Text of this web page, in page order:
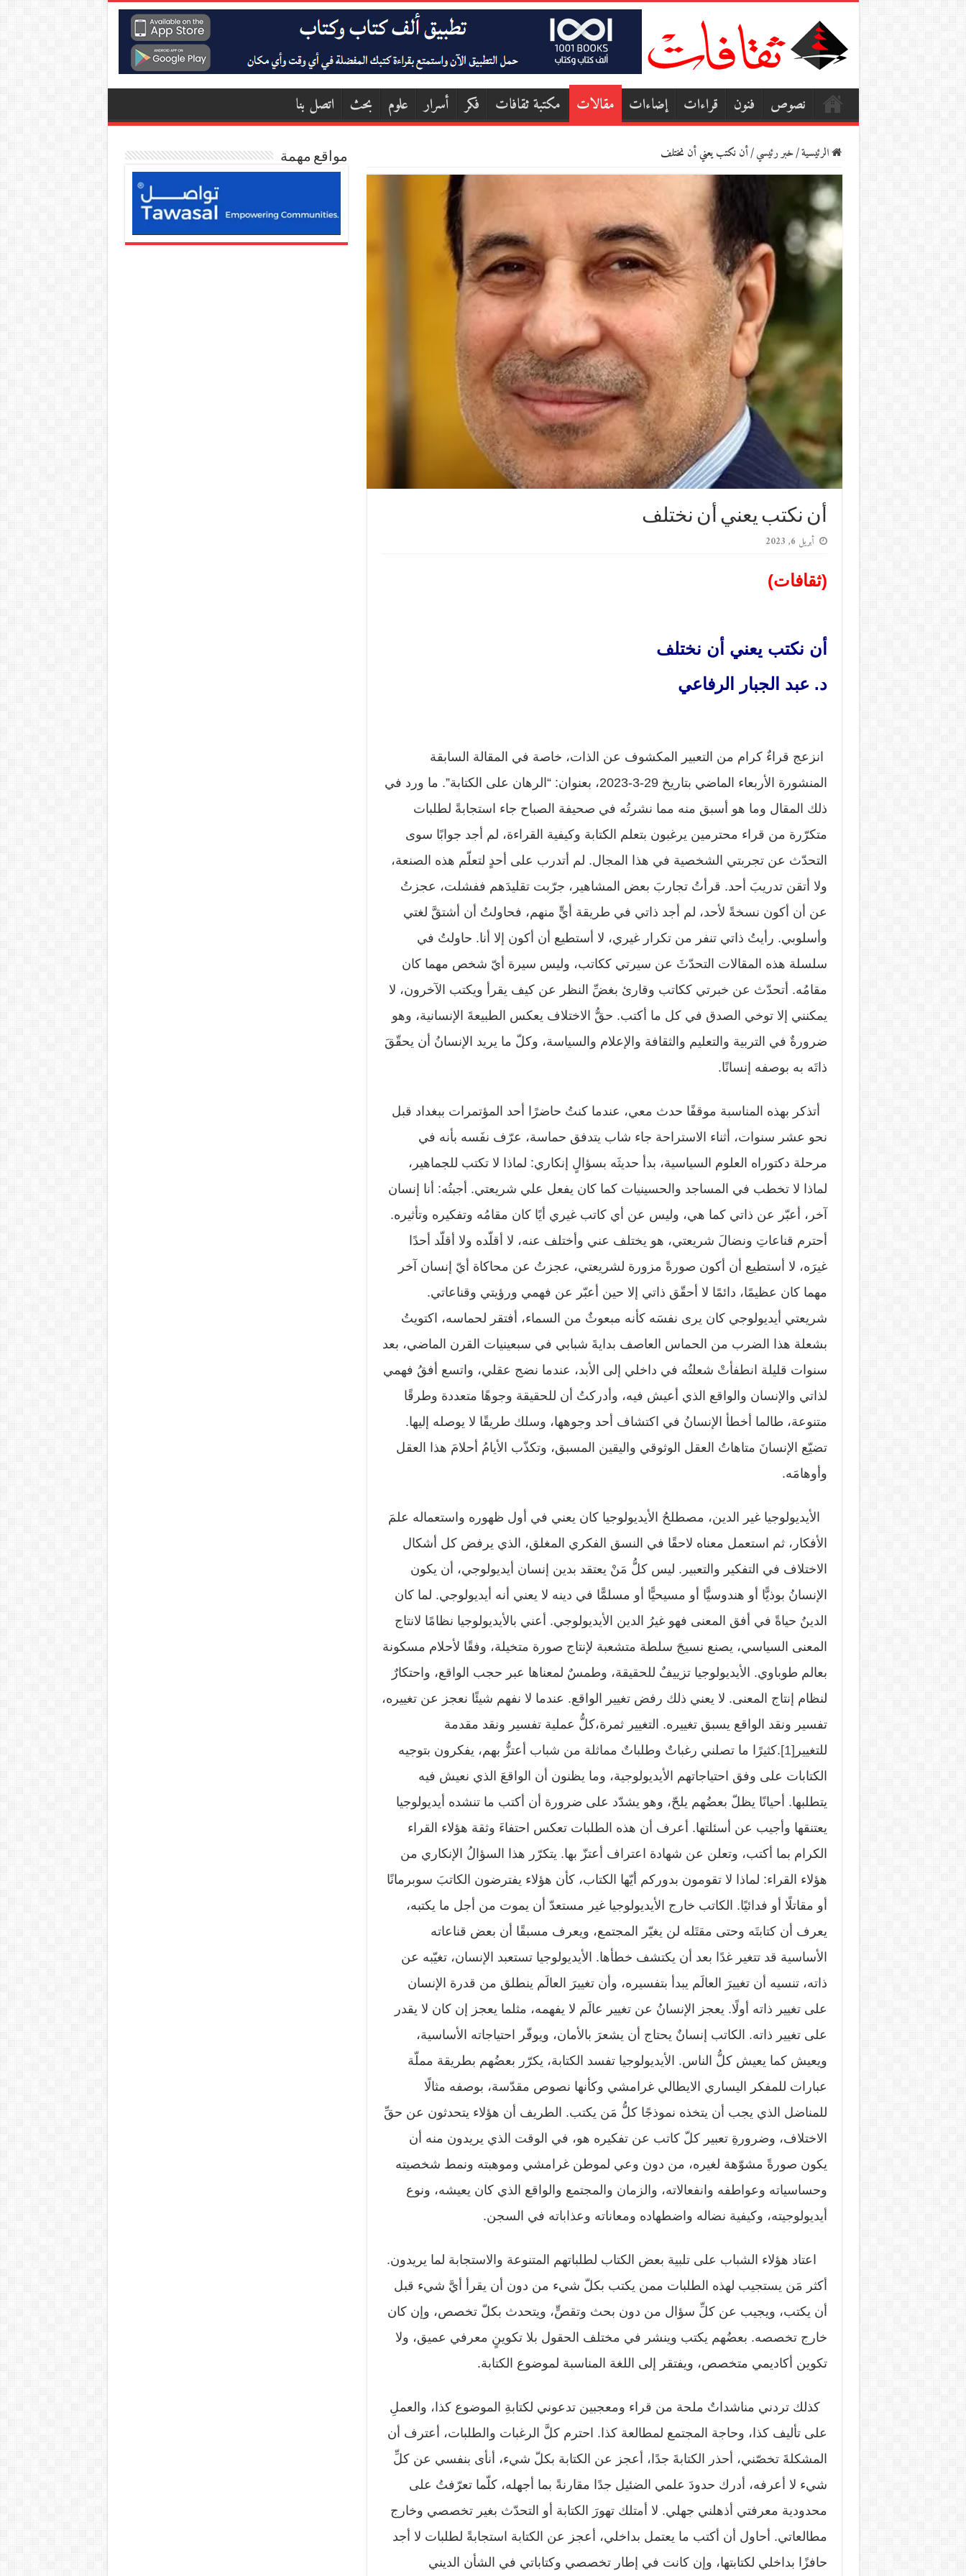
نصوص فنون قراءات إضاءات مقالات مكتبة ثقافات فكر أسرار علوم بحث اتصل بنا
الرئيسية/خبر رئيسي/أن نكتب يعني أن نختلف
أن نكتب يعني أن نختلف
أبريل 6, 2023
(ثقافات)
أن نكتب يعني أن نختلف
د. عبد الجبار الرفاعي
انزعج قراءٌ كرام من التعبير المكشوف عن الذات، خاصة في المقالة السابقة
المنشورة الأربعاء الماضي بتاريخ 29-3-2023، بعنوان: “الرهان على الكتابة”. ما ورد في
ذلك المقال وما هو أسبق منه مما نشرتُه في صحيفة الصباح جاء استجابةً لطلبات
متكرّرة من قراء محترمين يرغبون بتعلم الكتابة وكيفية القراءة، لم أجد جوابًا سوى
التحدّث عن تجربتي الشخصية في هذا المجال. لم أتدرب على أحدٍ لتعلّم هذه الصنعة،
ولا أتقن تدريبَ أحد. قرأتُ تجاربَ بعض المشاهير، جرّبت تقليدَهم ففشلت، عجزتُ
عن أن أكون نسخةً لأحد، لم أجد ذاتي في طريقة أيٍّ منهم، فحاولتُ أن أشتقَّ لغتي
وأسلوبي. رأيتُ ذاتي تنفر من تكرار غيري، لا أستطيع أن أكون إلا أنا. حاولتُ في
سلسلة هذه المقالات التحدّثَ عن سيرتي ككاتب، وليس سيرة أيّ شخص مهما كان
مقامُه. أتحدّث عن خبرتي ككاتب وقارئ بغضِّ النظر عن كيف يقرأ ويكتب الآخرون، لا
يمكنني إلا توخي الصدق في كل ما أكتب. حقُّ الاختلاف يعكس الطبيعةَ الإنسانية، وهو
ضرورةٌ في التربية والتعليم والثقافة والإعلام والسياسة، وكلّ ما يريد الإنسانُ أن يحقّقَ
ذاتَه به بوصفه إنسانًا.
أتذكر بهذه المناسبة موقفًا حدث معي، عندما كنتُ حاضرًا أحد المؤتمرات ببغداد قبل
نحو عشر سنوات، أثناء الاستراحة جاء شاب يتدفق حماسة، عرّف نفَسه بأنه في
مرحلة دكتوراه العلوم السياسية، بدأ حديثَه بسؤالٍ إنكاري: لماذا لا تكتب للجماهير،
لماذا لا تخطب في المساجد والحسينيات كما كان يفعل علي شريعتي. أجبتُه: أنا إنسان
آخر، أعبّر عن ذاتي كما هي، وليس عن أي كاتب غيري أيًا كان مقامُه وتفكيره وتأثيره.
أحترم قناعاتِ ونضالَ شريعتي، هو يختلف عني وأختلف عنه، لا أقلّده ولا أقلّد أحدًا
غيرَه، لا أستطيع أن أكون صورةً مزورة لشريعتي، عجزتُ عن محاكاة أيّ إنسان آخر
مهما كان عظيمًا، دائمًا لا أحقّق ذاتي إلا حين أعبّر عن فهمي ورؤيتي وقناعاتي.
شريعتي أيديولوجي كان يرى نفسَه كأنه مبعوثٌ من السماء، أفتقر لحماسه، اكتويتُ
بشعلة هذا الضرب من الحماس العاصف بدايةَ شبابي في سبعينيات القرن الماضي، بعد
سنوات قليلة انطفأتْ شعلتُه في داخلي إلى الأبد، عندما نضج عقلي، واتسع أفقُ فهمي
لذاتي والإنسان والواقع الذي أعيش فيه، وأدركتُ أن للحقيقة وجوهًا متعددة وطرقًا
متنوعة، طالما أخطأ الإنسانُ في اكتشاف أحد وجوهها، وسلك طريقًا لا يوصله إليها.
تضيّع الإنسانَ متاهاتُ العقل الوثوقي واليقين المسبق، وتكذّب الأيامُ أحلامَ هذا العقل
وأوهامَه.
الأيديولوجيا غير الدين، مصطلحُ الأيديولوجيا كان يعني في أول ظهوره واستعماله علمَ
الأفكار، ثم استعمل معناه لاحقًا في النسق الفكري المغلق، الذي يرفض كل أشكال
الاختلاف ‏في التفكير والتعبير. ‏ليس كلُّ مَنْ يعتقد بدين إنسان أيديولوجي، أن يكون
الإنسانُ بوذيًّا أو هندوسيًّا أو مسيحيًّا أو مسلمًّا في دينه لا يعني أنه أيديولوجي. لما كان
الدينُ حياةً في أفق المعنى فهو غيرُ الدين الأيديولوجي. أعني بالأيديولوجيا نظامًا لانتاج
المعنى السياسي، يصنع نسيجَ سلطة متشعبة لإنتاج صورة متخيلة، وفقًا لأحلام مسكونة
بعالم طوباوي. الأيديولوجيا تزييفٌ للحقيقة، وطمسٌ لمعناها عبر حجب الواقع، واحتكارٌ
لنظام إنتاج المعنى. لا يعني ذلك رفض تغيير الواقع. عندما لا نفهم شيئًا نعجز عن تغييره،
تفسير ونقد الواقع يسبق تغييره. التغيير ثمرة،كلُّ عملية تفسير ونقد مقدمة
للتغيير [1]
.كثيرًا ما تصلني رغباتٌ وطلباتٌ مماثلة من شباب أعتزُّ بهم، يفكرون بتوجيه
الكتابات على وفق احتياجاتهم الأيديولوجية، وما يظنون أن الواقعَ الذي نعيش فيه
يتطلبها. أحيانًا يظلّ بعضُهم يلحّ، وهو يشدّد على ضرورة أن أكتب ما تنشده أيديولوجيا
يعتنقها وأجيب عن أسئلتها. أعرف أن هذه الطلبات تعكس احتفاءَ وثقة هؤلاء القراء
الكرام بما أكتب، وتعلن عن شهادة اعتراف أعتزّ بها. يتكرّر هذا السؤالُ الإنكاري من
هؤلاء القراء: لماذا لا تقومون بدوركم أيّها الكتاب، كأن هؤلاء يفترضون الكاتبَ سوبرمانًا
أو مقاتلًا أو فدائيًا. الكاتب خارج الأيديولوجيا غير مستعدّ أن يموت من أجل ما يكتبه،
يعرف أن كتابتَه وحتى مقتَله لن يغيّر المجتمع، ويعرف مسبقًا أن بعض قناعاته
الأساسية قد تتغير غدًا بعد أن يكتشف خطأها. الأيديولوجيا تستعبد الإنسان، تغيّبه عن
ذاته، تنسيه أن تغييرَ العالَم يبدأ بتفسيره، وأن تغييرَ العالَم ينطلق من قدرة الإنسان
على تغيير ذاته أولًا. يعجز الإنسانُ عن تغيير عالَم لا يفهمه، مثلما يعجز إن كان لا يقدر
على تغيير ذاته. الكاتب إنسانٌ يحتاج أن يشعرَ بالأمان، ويوفّر احتياجاته الأساسية،
ويعيش كما يعيش كلُّ الناس. الأيديولوجيا تفسد الكتابة، يكرّر بعضُهم بطريقة مملّة
عبارات للمفكر اليساري الايطالي غرامشي وكأنها نصوص مقدّسة، بوصفه مثالًا
للمناضل الذي يجب أن يتخذه نموذجًا كلُّ مَن يكتب. الطريف أن هؤلاء يتحدثون عن حقِّ
الاختلاف، وضرورةِ تعبير كلّ كاتب عن تفكيره هو، في الوقت الذي يريدون منه أن
يكون صورةً مشوّهة لغيره، من دون وعي لموطن غرامشي وموهبته ونمط شخصيته
وحساسياته وعواطفه وانفعالاته، والزمان والمجتمع والواقع الذي كان يعيشه، ونوع
أيديولوجيته، وكيفية نضاله واضطهاده ومعاناته وعذاباته في السجن.
اعتاد هؤلاء الشباب على تلبية بعض الكتاب لطلباتهم المتنوعة والاستجابة لما يريدون.
أكثر مَن يستجيب لهذه الطلبات ممن يكتب بكلّ شيء من دون أن يقرأ أيَّ شيء قبل
أن يكتب، ويجيب عن كلِّ سؤال من دون بحث وتقصٍّ، ويتحدث بكلّ تخصص، وإن كان
خارج تخصصه. بعضُهم يكتب وينشر في مختلف الحقول بلا تكوينٍ معرفي عميق، ولا
تكوين أكاديمي متخصص، ويفتقر إلى اللغة المناسبة لموضوع الكتابة.
كذلك تردني مناشداتٌ ملحة من قراء ومعجبين تدعوني لكتابةِ الموضوع كذا، والعملِ
على تأليف كذا، وحاجة المجتمع لمطالعة كذا. احترم كلَّ الرغبات والطلبات، أعترف أن
المشكلةَ تخصّني، أحذر الكتابةَ جدًا، أعجز عن الكتابة بكلّ شيء، أنأى بنفسي عن كلِّ
شيء لا أعرفه، أدرك حدودَ علمي الضئيل جدًا مقارنةً بما أجهله، كلّما تعرّفتُ على
محدودية معرفتي أذهلني جهلي. لا أمتلك تهورَ الكتابة أو التحدّث بغير تخصصي وخارج
مطالعاتي. أحاول أن أكتب ما يعتمل بداخلي، ‏أعجز عن الكتابة استجابةً لطلبات لا أجد
حافزًا بداخلي لكتابتها، وإن كانت في إطار تخصصي وكتاباتي في الشأن الديني
مواقع مهمة